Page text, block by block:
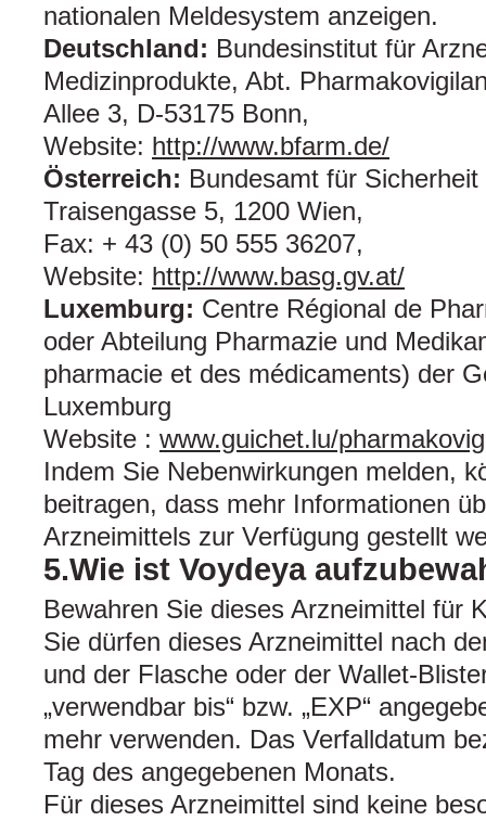
nationalen Meldesystem anzeigen.
Deutschland: Bundesinstitut für
Medizinprodukte, Abt.
Allee 3, D-53175 Bonn,
Website: http://www.bfarm.de/
Österreich: Bundesamt für
Traisengasse 5, 1200 Wien,
Fax: + 43 (0) 50 555 36207,
Website: http://www.basg.gv.at/
Luxemburg: Centre Régional de
oder Abteilung Pharmazie und
pharmacie et des médicaments) der
Luxemburg
Website : www.guichet.lu/
Indem Sie Nebenwirkungen melden,
beitragen, dass mehr Informationen
Arzneimittels zur Verfügung gestellt
5.Wie ist Voydeya
Bewahren Sie dieses Arzneimittel für
Sie dürfen dieses Arzneimittel nach
und der Flasche oder der Wallet-
„verwendbar bis“ bzw. „EXP“
mehr verwenden. Das Verfalldatum
Tag des angegebenen Monats.
Für dieses Arzneimittel sind keine